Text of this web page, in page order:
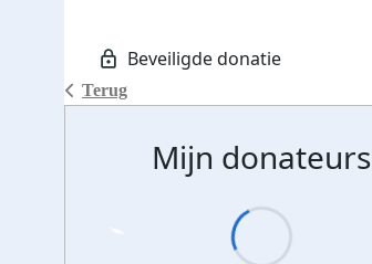
Terug
Mijn donateurs